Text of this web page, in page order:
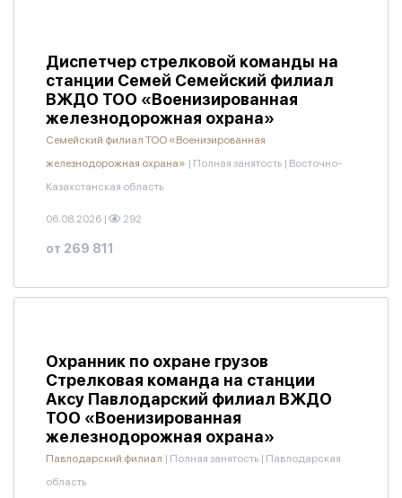
Диспетчер стрелковой команды на
станции Семей Семейский филиал
ВЖДО ТОО «Военизированная
железнодорожная охрана»
Семейский филиал ТОО «Военизированная
железнодорожная охрана» | Полная занятость | Восточно-
Казахстанская область
06.08.2026 | 292
от 269 811
Охранник по охране грузов
Стрелковая команда на станции
Аксу Павлодарский филиал ВЖДО
ТОО «Военизированная
железнодорожная охрана»
Павлодарский филиал | Полная занятость | Павлодарская
область